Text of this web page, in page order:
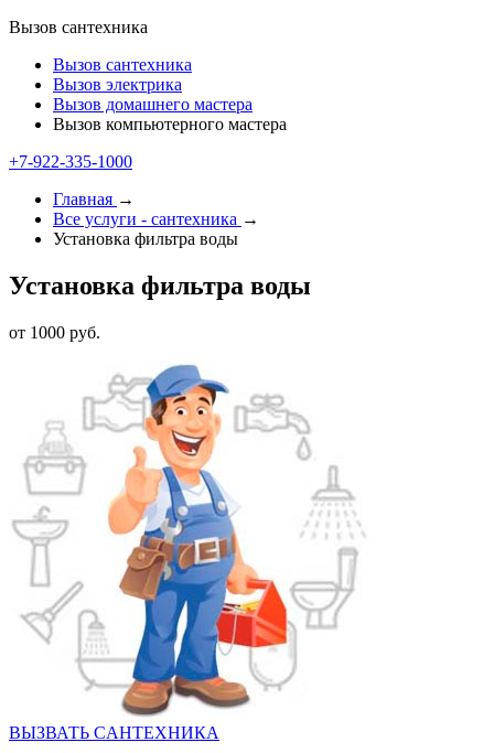
Вызов сантехника
Вызов сантехника
Вызов электрика
Вызов домашнего мастера
Вызов компьютерного мастера
+7-922-335-1000
Главная →
Все услуги - cантехника →
Установка фильтра воды
Установка фильтра воды
от 1000 руб.
ВЫЗВАТЬ CАНТЕХНИКА